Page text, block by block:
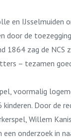
en IJsselmuiden
door de
1864 zag de
– tezamen
voormalig
Door de
Willem
onderzoek in